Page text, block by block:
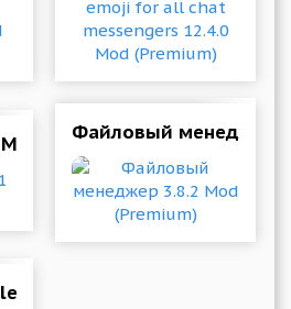
Мод (Premium)
Файловый менеджер
Manager 3.5.17 Mod